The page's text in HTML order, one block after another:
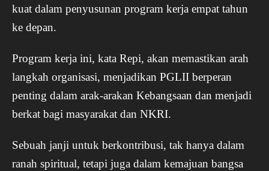
kuat dalam penyusunan program kerja empat tahun
ke depan.
Program kerja ini, kata Repi, akan memastikan arah
langkah organisasi, menjadikan PGLII berperan
penting dalam arak-arakan Kebangsaan dan menjadi
berkat bagi masyarakat dan NKRI.
Sebuah janji untuk berkontribusi, tak hanya dalam
ranah spiritual, tetapi juga dalam kemajuan bangsa